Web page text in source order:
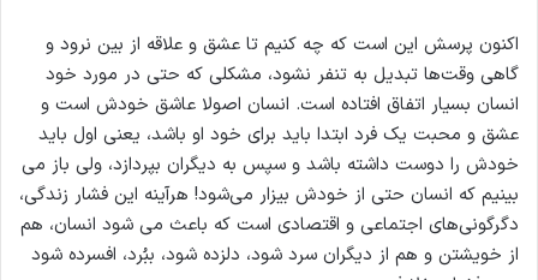
اکنون پرسش این است که چه کنیم تا عشق و علاقه از بین نرود و
گاهی وقت‌ها تبدیل به تنفر نشود، مشکلی که حتی در مورد خود
انسان بسیار اتفاق افتاده است. انسان اصولا عاشق خودش است و
عشق و محبت یک فرد ابتدا باید برای خود او باشد، یعنی اول باید
خودش را دوست داشته باشد و سپس به دیگران بپردازد، ولی باز می
بینیم که انسان حتی از خودش بیزار می‌شود! هرآینه این فشار زندگی،
دگرگونی‌های اجتماعی و اقتصادی است که باعث می شود انسان، هم
از خویشتن و هم از دیگران سرد شود، دلزده شود، ببُرد، افسرده شود